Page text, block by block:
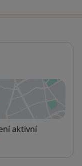
v nové záložce
aktivní